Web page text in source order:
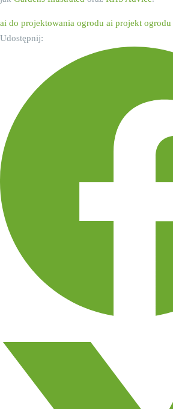
ai do projektowania ogrodu ai projekt ogrodu
Udostępnij: